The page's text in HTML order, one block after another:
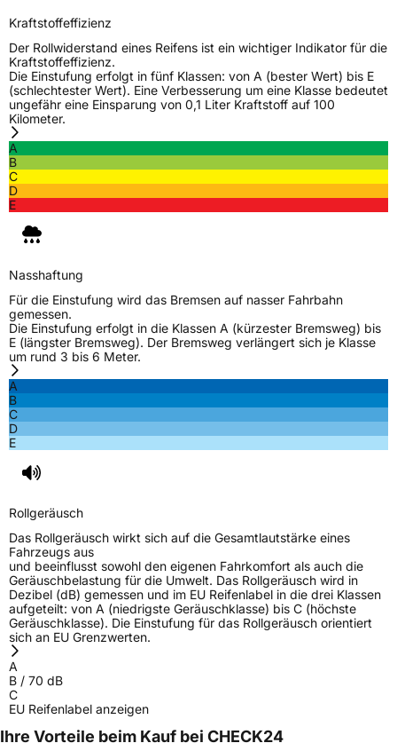
Rollgeräusch (Klasse)
Rollgeräusch (dB)
FahrzeugklasseC1
3PMSF / Schneeflockensymbol / Alpine-Symbol
Allgemeine Produktsicherheit (GPSR)
Kraftstoffeffizienz
Der Rollwiderstand eines Reifens ist ein wichtiger Indikator für die
Kraftstoffeffizienz.
Die Einstufung erfolgt in fünf Klassen: von A (bester Wert) bis E
(schlechtester Wert). Eine Verbesserung um eine Klasse bedeutet
ungefähr eine Einsparung von 0,1 Liter Kraftstoff auf 100
Kilometer.
A
B
C
D
E
Nasshaftung
Für die Einstufung wird das Bremsen auf nasser Fahrbahn
gemessen.
Die Einstufung erfolgt in die Klassen A (kürzester Bremsweg) bis
E (längster Bremsweg). Der Bremsweg verlängert sich je Klasse
um rund 3 bis 6 Meter.
A
B
C
D
E
Rollgeräusch
Das Rollgeräusch wirkt sich auf die Gesamtlautstärke eines
Fahrzeugs aus
und beeinflusst sowohl den eigenen Fahrkomfort als auch die
Geräuschbelastung für die Umwelt. Das Rollgeräusch wird in
Dezibel (dB) gemessen und im EU Reifenlabel in die drei Klassen
aufgeteilt: von A (niedrigste Geräuschklasse) bis C (höchste
Geräuschklasse). Die Einstufung für das Rollgeräusch orientiert
sich an EU Grenzwerten.
A
B / 70 dB
C
EU Reifenlabel anzeigen
Ihre Vorteile beim Kauf bei CHECK24